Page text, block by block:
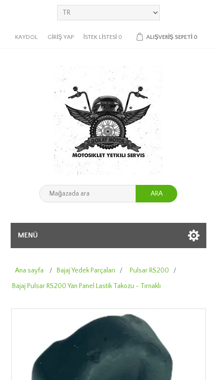
KAYDOL GIRIŞ YAP İSTEK LISTESI 0 ALIŞVERIŞ SEPETI 0
ARA
MENÜ
Ana sayfa / Bajaj Yedek Parçaları / Pulsar RS200
/
Bajaj Pulsar RS200 Yan Panel Lastik Takozu - Tırnaklı